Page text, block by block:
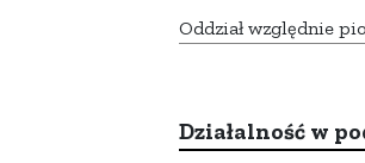
Oddział względnie
Działalność w